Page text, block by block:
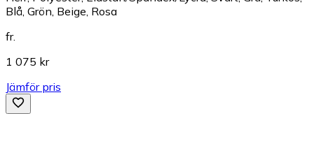
Blå, Grön, Beige, Rosa
fr.
1 075 kr
Jämför pris